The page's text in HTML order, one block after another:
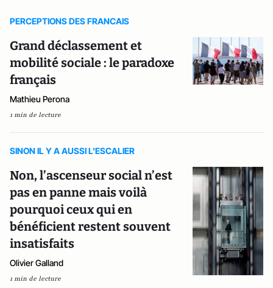
PERCEPTIONS DES FRANCAIS
Grand déclassement et
mobilité sociale : le paradoxe
français
Mathieu Perona
1 min de lecture
SINON IL Y A AUSSI L'ESCALIER
Non, l’ascenseur social n’est
pas en panne mais voilà
pourquoi ceux qui en
bénéficient restent souvent
insatisfaits
Olivier Galland
1 min de lecture